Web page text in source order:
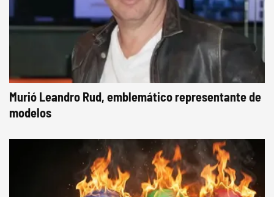
Murió Leandro Rud, emblemático representante de
modelos